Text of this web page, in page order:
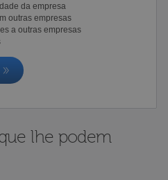
da empresa
outras empresas
a outras empresas
lhe podem